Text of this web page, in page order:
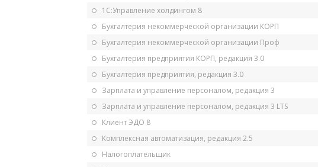
1С:Управление холдингом 8
Бухгалтерия некоммерческой организации КОРП
Бухгалтерия некоммерческой организации Проф
Бухгалтерия предприятия КОРП, редакция 3.0
Бухгалтерия предприятия, редакция 3.0
Зарплата и управление персоналом, редакция 3
Зарплата и управление персоналом, редакция 3 LTS
Клиент ЭДО 8
Комплексная автоматизация, редакция 2.5
Налогоплательщик